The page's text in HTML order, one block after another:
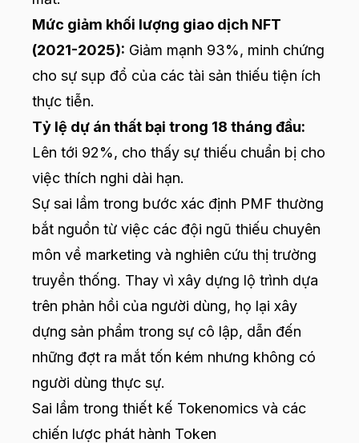
Mức giảm khối lượng giao dịch NFT
(2021-2025): Giảm mạnh 93%, minh chứng
cho sự sụp đổ của các tài sản thiếu tiện ích
thực tiễn.
Tỷ lệ dự án thất bại trong 18 tháng đầu:
Lên tới 92%, cho thấy sự thiếu chuẩn bị cho
việc thích nghi dài hạn.
Sự sai lầm trong bước xác định PMF thường
bắt nguồn từ việc các đội ngũ thiếu chuyên
môn về marketing và nghiên cứu thị trường
truyền thống. Thay vì xây dựng lộ trình dựa
trên phản hồi của người dùng, họ lại xây
dựng sản phẩm trong sự cô lập, dẫn đến
những đợt ra mắt tốn kém nhưng không có
người dùng thực sự.
Sai lầm trong thiết kế Tokenomics và các
chiến lược phát hành Token